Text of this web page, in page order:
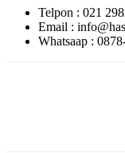
Telpon : 021
Email :
Whatsaap :